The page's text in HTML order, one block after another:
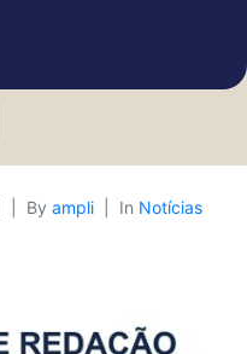
By ampli In Notícias